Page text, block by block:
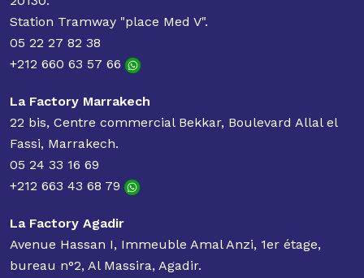
Station Tramway "place Med V".
05 22 27 82 38
+212 660 63 57 66
La Factory Marrakech
22 bis, Centre commercial Bekkar, Boulevard Allal el
Fassi, Marrakech.
05 24 33 16 69
+212 663 43 68 79
La Factory Agadir
Avenue Hassan I, Immeuble Amal Anzi, 1er étage,
bureau n°2, Al Massira, Agadir.